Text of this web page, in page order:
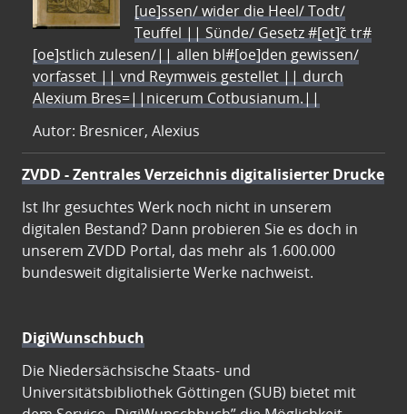
[ue]ssen/ wider die Heel/ Todt/
Teuffel || Sünde/ Gesetz #[et]c̃ tr#
[oe]stlich zulesen/|| allen bl#[oe]den gewissen/
vorfasset || vnd Reymweis gestellet || durch
Alexium Bres=||nicerum Cotbusianum.||
Autor: Bresnicer, Alexius
ZVDD - Zentrales Verzeichnis digitalisierter Drucke
Ist Ihr gesuchtes Werk noch nicht in unserem
digitalen Bestand? Dann probieren Sie es doch in
unserem ZVDD Portal, das mehr als 1.600.000
bundesweit digitalisierte Werke nachweist.
DigiWunschbuch
Die Niedersächsische Staats- und
Universitätsbibliothek Göttingen (SUB) bietet mit